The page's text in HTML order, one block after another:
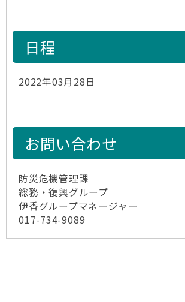
日程
2022年03月28日
お問い合わせ
防災危機管理課
総務・復興グループ
伊香グループマネージャー
017-734-9089